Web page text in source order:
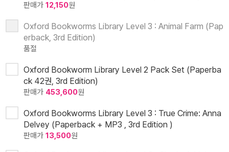
판매가 12,150원
Oxford Bookworms Library Level 3 : Animal Farm (Pap
erback, 3rd Edition)
품절
Oxford Bookworm Library Level 2 Pack Set (Paperba
ck 42권, 3rd Edition)
판매가 453,600원
Oxford Bookworms Library Level 3 : True Crime: Anna
Delvey (Paperback + MP3 , 3rd Edition )
판매가 13,500원